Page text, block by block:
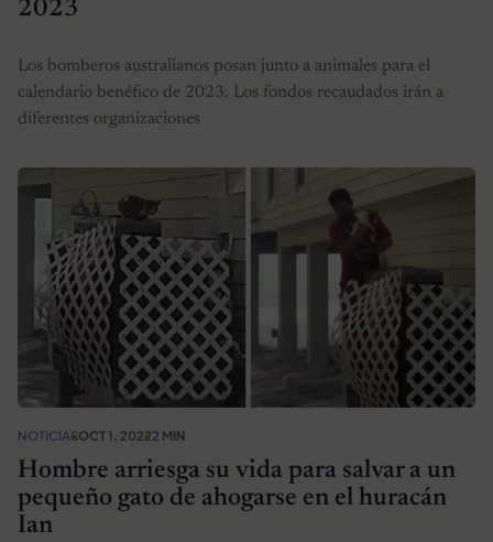
2023
Los bomberos australianos posan junto a animales para el
calendario benéfico de 2023. Los fondos recaudados irán a
diferentes organizaciones
NOTICIASOCT 1, 20222 MIN
Hombre arriesga su vida para salvar a un
pequeño gato de ahogarse en el huracán
Ian